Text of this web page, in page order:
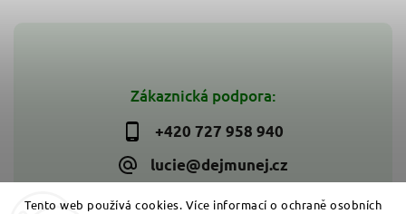
Tento web používá cookies. Více informací o ochraně osobních
Zákaznická podpora:
+420 727 958 940
lucie@dejmunej.cz